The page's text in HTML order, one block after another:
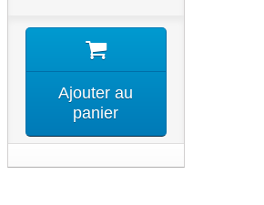
Ajouter au
panier